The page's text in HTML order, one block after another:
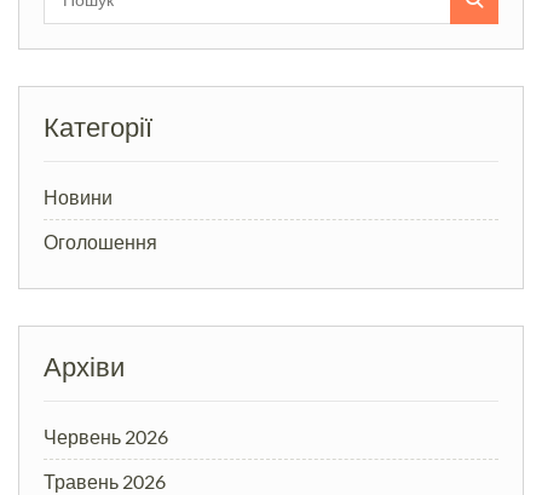
Категорії
Новини
Оголошення
Архіви
Червень 2026
Травень 2026